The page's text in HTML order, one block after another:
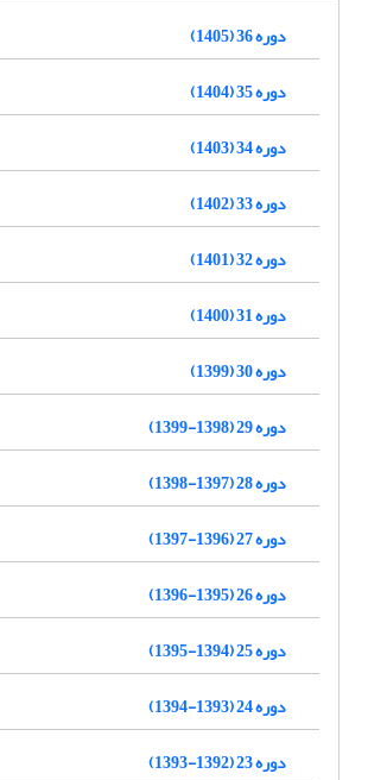
دوره 36 (1405)
دوره 35 (1404)
دوره 34 (1403)
دوره 33 (1402)
دوره 32 (1401)
دوره 31 (1400)
دوره 30 (1399)
دوره 29 (1398-1399)
دوره 28 (1397-1398)
دوره 27 (1396-1397)
دوره 26 (1395-1396)
دوره 25 (1394-1395)
دوره 24 (1393-1394)
دوره 23 (1392-1393)